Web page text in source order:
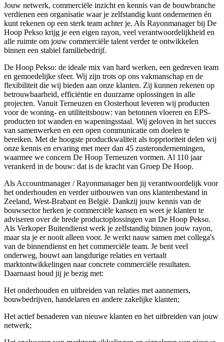
Jouw netwerk, commerciële inzicht en kennis van de bouwbranche
verdienen een organisatie waar je zelfstandig kunt ondernemen én
kunt rekenen op een sterk team achter je. Als Rayonmanager bij De
Hoop Pekso krijg je een eigen rayon, veel verantwoordelijkheid en
alle ruimte om jouw commerciële talent verder te ontwikkelen
binnen een stabiel familiebedrijf.
De Hoop Pekso: de ideale mix van hard werken, een gedreven team
en gemoedelijke sfeer. Wij zijn trots op ons vakmanschap en de
flexibiliteit die wij bieden aan onze klanten. Zij kunnen rekenen op
betrouwbaarheid, efficiëntie en duurzame oplossingen in alle
projecten. Vanuit Terneuzen en Oosterhout leveren wij producten
voor de woning- en utiliteitsbouw: van betonnen vloeren en EPS-
producten tot wanden en wapeningsstaal. Wij geloven in het succes
van samenwerken en een open communicatie om doelen te
bereiken. Met de hoogste productkwaliteit als topprioriteit delen wij
onze kennis en ervaring met meer dan 45 zusterondernemingen,
waarmee we concern De Hoop Terneuzen vormen. Al 110 jaar
verankerd in de bouw: dat is de kracht van Groep De Hoop.
Als Accountmanager / Rayonmanager ben jij verantwoordelijk voor
het onderhouden en verder uitbouwen van ons klantenbestand in
Zeeland, West-Brabant en België. Dankzij jouw kennis van de
bouwsector herken je commerciële kansen en weet je klanten te
adviseren over de brede productoplossingen van De Hoop Pekso.
Als Verkoper Buitendienst werk je zelfstandig binnen jouw rayon,
maar sta je er nooit alleen voor. Je werkt nauw samen met collega's
van de binnendienst en het commerciële team. Je bent veel
onderweg, bouwt aan langdurige relaties en vertaalt
marktontwikkelingen naar concrete commerciële resultaten.
Daarnaast houd jij je bezig met:
Het onderhouden en uitbreiden van relaties met aannemers,
bouwbedrijven, handelaren en andere zakelijke klanten;
Het actief benaderen van nieuwe klanten en het uitbreiden van jouw
netwerk;